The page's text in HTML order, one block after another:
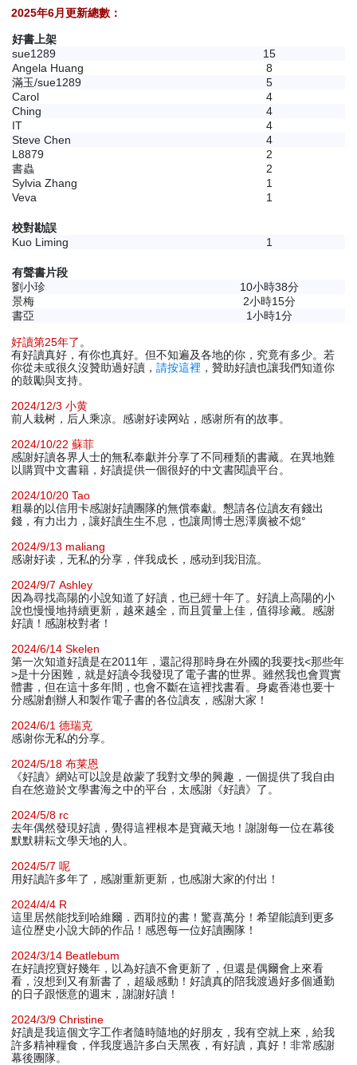
2025年6月更新總數：
好書上架
sue1289
15
Angela Huang
8
滿玉/sue1289
5
Carol
4
Ching
4
IT
4
Steve Chen
4
L8879
2
書蟲
2
Sylvia Zhang
1
Veva
1
校對勘誤
Kuo Liming
1
有聲書片段
劉小珍
10小時38分
景梅
2小時15分
書亞
1小時1分
好讀第25年了 。
有好讀真好，有你也真好。但不知遍及各地的你，究竟有多少。若
你從未或很久沒贊助過好讀，請按這裡 ，贊助好讀也讓我們知道你
的鼓勵與支持。
2024/12/3 小黄
前人栽树，后人乘凉。感谢好读网站，感谢所有的故事。
2024/10/22 蘇菲
感謝好讀各界人士的無私奉獻并分享了不同種類的書藏。在異地難
以購買中文書籍，好讀提供一個很好的中文書閱讀平台。
2024/10/20 Tao
粗暴的以信用卡感謝好讀團隊的無償奉獻。懇請各位讀友有錢出
錢，有力出力，讓好讀生生不息，也讓周博士恩澤廣被不熄°
2024/9/13 maliang
感谢好读，无私的分享，伴我成长，感动到我泪流。
2024/9/7 Ashley
因為尋找高陽的小說知道了好讀，也已經十年了。好讀上高陽的小
說也慢慢地持續更新，越來越全，而且質量上佳，值得珍藏。感謝
好讀！感謝校對者！
2024/6/14 Skelen
第一次知道好讀是在2011年，還記得那時身在外國的我要找<那些年
>是十分困難，就是好讀令我發現了電子書的世界。雖然我也會買實
體書，但在這十多年間，也會不斷在這裡找書看。身處香港也要十
分感謝創辦人和製作電子書的各位讀友，感謝大家！
2024/6/1 德瑞克
感谢你无私的分享。
2024/5/18 布莱恩
《好讀》網站可以說是啟蒙了我對文學的興趣，一個提供了我自由
自在悠遊於文學書海之中的平台，太感謝《好讀》了。
2024/5/8 rc
去年偶然發現好讀，覺得這裡根本是寶藏天地！謝謝每一位在幕後
默默耕耘文學天地的人。
2024/5/7 呢
用好讀許多年了，感謝重新更新，也感謝大家的付出！
2024/4/4 R
這里居然能找到哈維爾．西耶拉的書！驚喜萬分！希望能讀到更多
這位歷史小說大師的作品！感恩每一位好讀團隊！
2024/3/14 Beatlebum
在好讀挖寶好幾年，以為好讀不會更新了，但還是偶爾會上來看
看，沒想到又有新書了，超級感動！好讀真的陪我渡過好多個通勤
的日子跟愜意的週末，謝謝好讀！
2024/3/9 Christine
好讀是我這個文字工作者隨時隨地的好朋友，我有空就上來，給我
許多精神糧食，伴我度過許多白天黑夜，有好讀，真好！非常感謝
幕後團隊。